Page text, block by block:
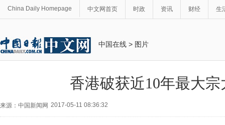
China Daily Homepage 中文网首页 时政 资讯 财经 生
中国在线 > 图片
香港破获近10年最大
来源：中国新闻网 2017-05-11 08:36:32